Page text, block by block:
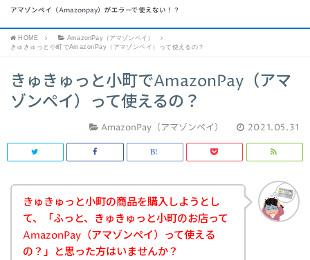
アマゾンペイ（Amazonpay）がエラーで使えない！？
HOME
AmazonPay（アマゾンペイ）
きゅきゅっと小町でAmazonPay（アマゾンペイ）って使えるの？
きゅきゅっと小町でAmazonPay（アマ
ゾンペイ）って使えるの？
AmazonPay（アマゾンペイ） 2021.05.31
きゅきゅっと小町の商品を購入しようとし
て、「ふっと、きゅきゅっと小町のお店って
AmazonPay（アマゾンペイ）って使える
の？」と思った方はいませんか？